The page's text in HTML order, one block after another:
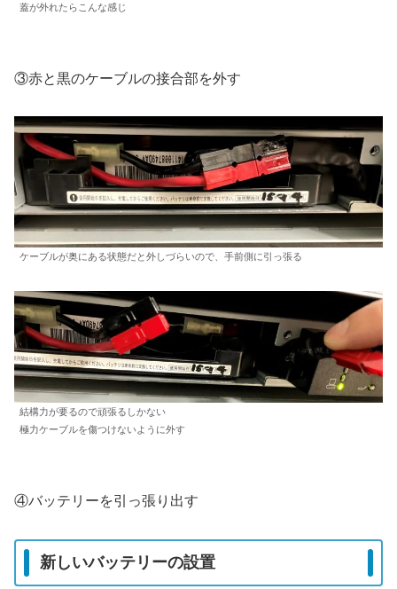
蓋が外れたらこんな感じ
③赤と黒のケーブルの接合部を外す
ケーブルが奥にある状態だと外しづらいので、手前側に引っ張る
結構力が要るので頑張るしかない
極力ケーブルを傷つけないように外す
④バッテリーを引っ張り出す
新しいバッテリーの設置